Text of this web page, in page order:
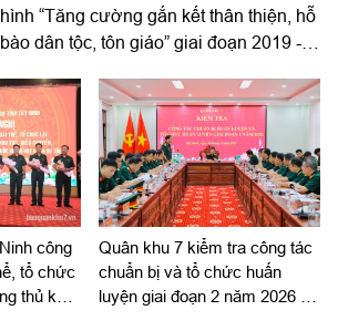
“Tăng cường gắn kết thân thiện, hỗ
dân tộc, tôn giáo” giai đoạn 2019 -
đạo hội nghị.
công
tổ chức
thủ khu
Quân khu 7 kiểm tra công tác
chuẩn bị và tổ chức huấn
luyện giai đoạn 2 năm 2026 tại